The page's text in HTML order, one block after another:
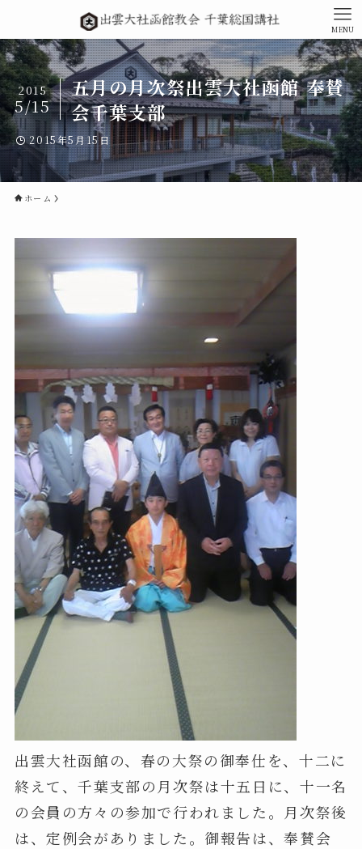
MENU
五月の月次祭出雲大社函館 奉賛
会千葉支部
2015
5/15
2015年5月15日
ホーム
出雲大社函館の、春の大祭の御奉仕を、十二に
終えて、千葉支部の月次祭は十五日に、十一名
の会員の方々の参加で行われました。月次祭後
は、定例会がありました。御報告は、奉賛会